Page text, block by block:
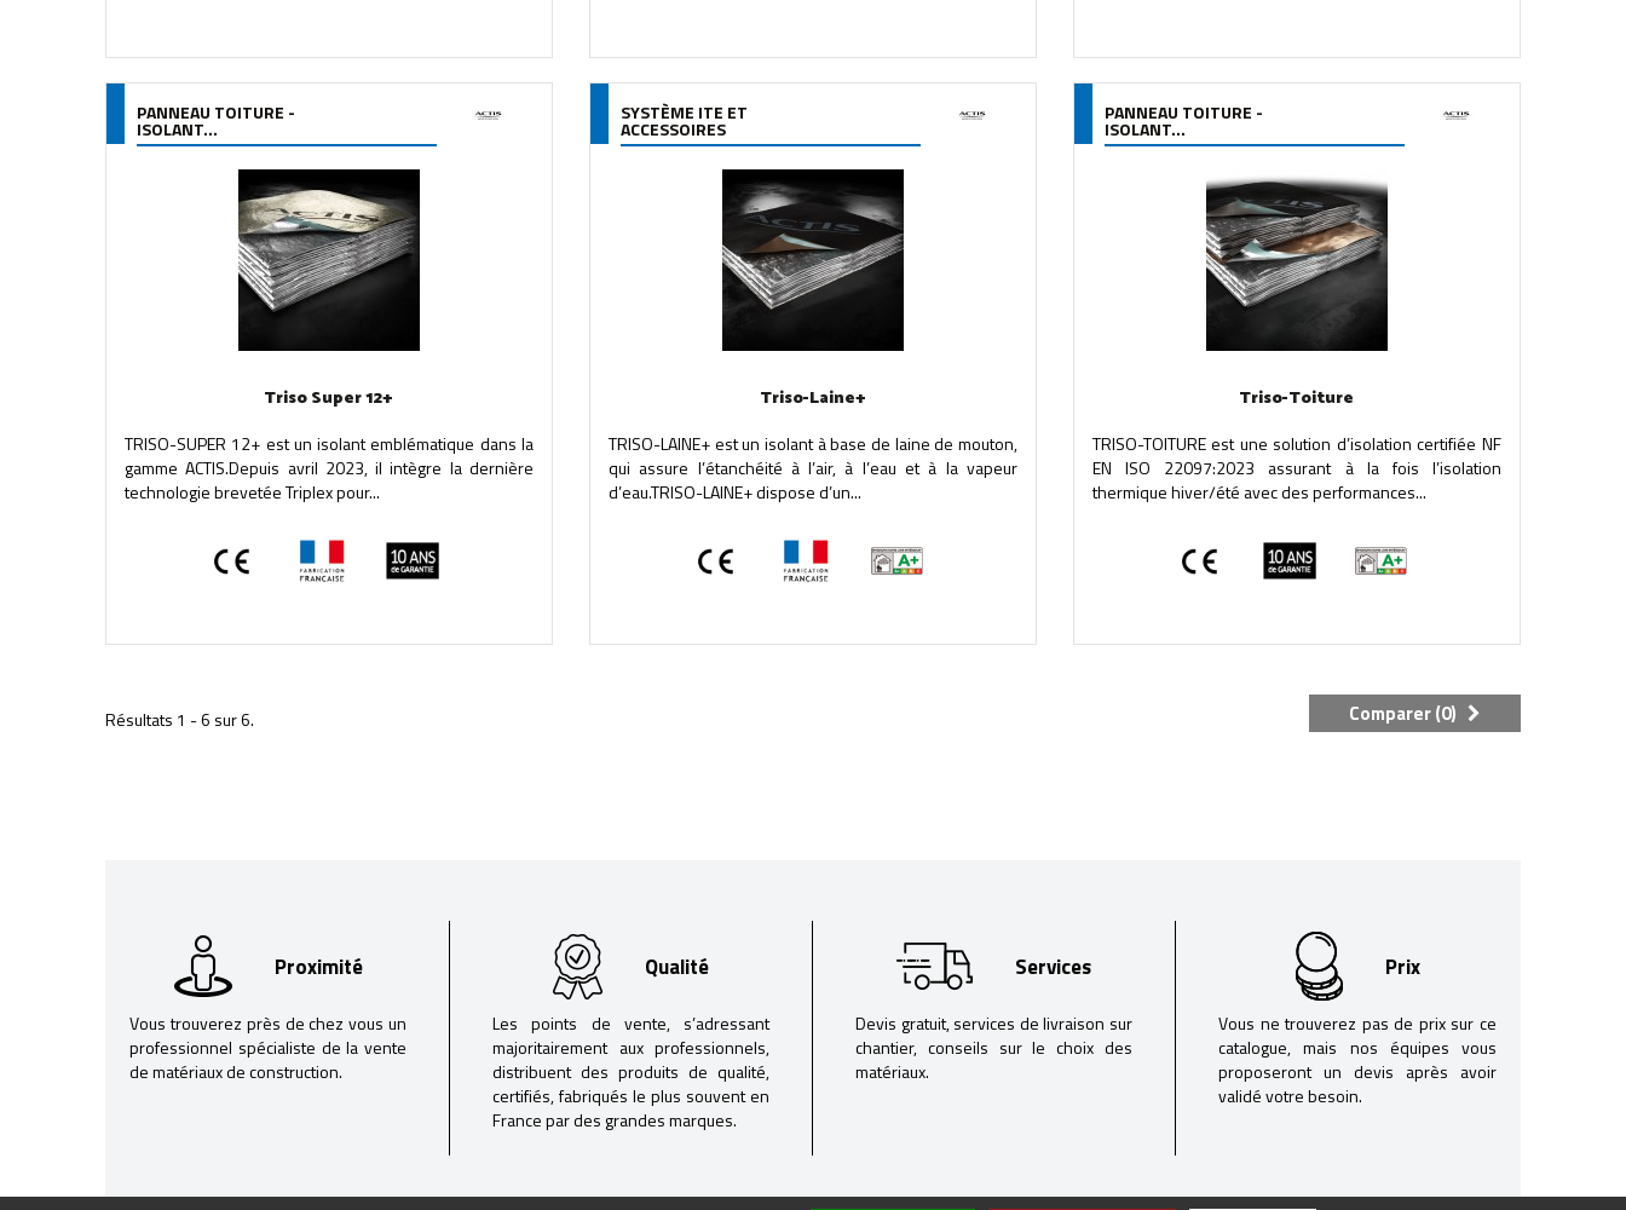
PANNEAU TOITURE -
ISOLANT...
Triso Super 12+
TRISO-SUPER 12+ est un isolant emblématique dans la
gamme ACTIS.Depuis avril 2023, il intègre la dernière
technologie brevetée Triplex pour...
SYSTÈME ITE ET
ACCESSOIRES
Triso-Laine+
TRISO-LAINE+ est un isolant à base de laine de mouton,
qui assure l’étanchéité à l’air, à l’eau et à la vapeur
d’eau.TRISO-LAINE+ dispose d’un...
PANNEAU TOITURE -
ISOLANT...
Triso-Toiture
TRISO-TOITURE est une solution d’isolation certifiée NF
EN ISO 22097:2023 assurant à la fois l’isolation
thermique hiver/été avec des performances...
Comparer (0)
Résultats 1 - 6 sur 6.
Proximité
Vous trouverez près de chez vous un
professionnel spécialiste de la vente
de matériaux de construction.
Qualité
Les points de vente, s’adressant
majoritairement aux professionnels,
distribuent des produits de qualité,
certifiés, fabriqués le plus souvent en
France par des grandes marques.
Services
Devis gratuit, services de livraison sur
chantier, conseils sur le choix des
matériaux.
Prix
Vous ne trouverez pas de prix sur ce
catalogue, mais nos équipes vous
proposeront un devis après avoir
validé votre besoin.